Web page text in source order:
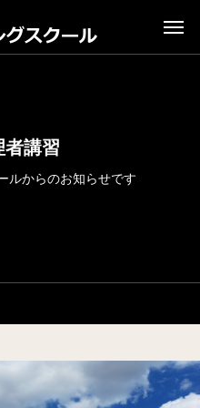
者講習
ルからのお知らせです